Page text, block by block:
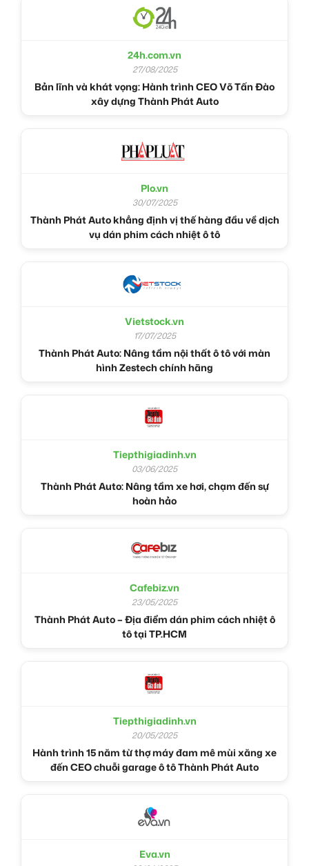
24h.com.vn
27/08/2025
Bản lĩnh và khát vọng: Hành trình CEO Võ Tấn Đào
xây dựng Thành Phát Auto
Plo.vn
30/07/2025
Thành Phát Auto khẳng định vị thế hàng đầu về dịch
vụ dán phim cách nhiệt ô tô
Vietstock.vn
17/07/2025
Thành Phát Auto: Nâng tầm nội thất ô tô với màn
hình Zestech chính hãng
Tiepthigiadinh.vn
03/06/2025
Thành Phát Auto: Nâng tầm xe hơi, chạm đến sự
hoàn hảo
Cafebiz.vn
23/05/2025
Thành Phát Auto – Địa điểm dán phim cách nhiệt ô
tô tại TP.HCM
Tiepthigiadinh.vn
20/05/2025
Hành trình 15 năm từ thợ máy đam mê mùi xăng xe
đến CEO chuỗi garage ô tô Thành Phát Auto
Eva.vn